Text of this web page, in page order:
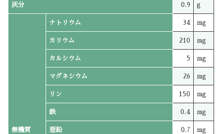
灰分 0.9 g
無機質
ナトリウム 34 mg
カリウム 210 mg
カルシウム 5 mg
マグネシウム 26 mg
リン 150 mg
鉄 0.4 mg
亜鉛 0.7 mg